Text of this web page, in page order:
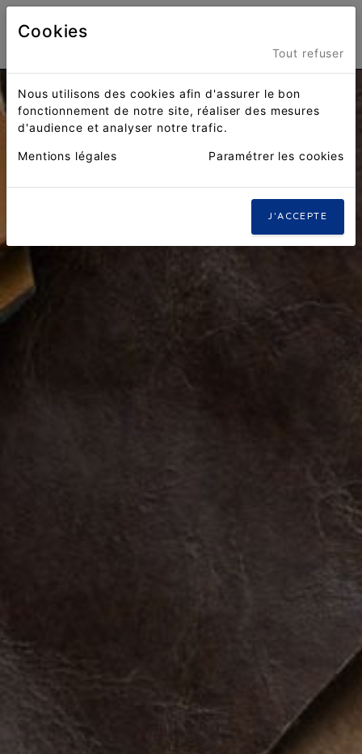
Cookies
Tout refuser
Nous utilisons des cookies afin d'assurer le bon
fonctionnement de notre site, réaliser des mesures
d'audience et analyser notre trafic.
Mentions légales Paramétrer les cookies
J'ACCEPTE